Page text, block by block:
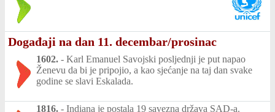
Događaji na dan 11. decembar/prosinac
1602. - Karl Emanuel Savojski posljednji je put napao
Ženevu da bi je pripojio, a kao sjećanje na taj dan svake
godine se slavi Eskalada.
1816. - Indiana je postala 19 savezna država SAD-a.